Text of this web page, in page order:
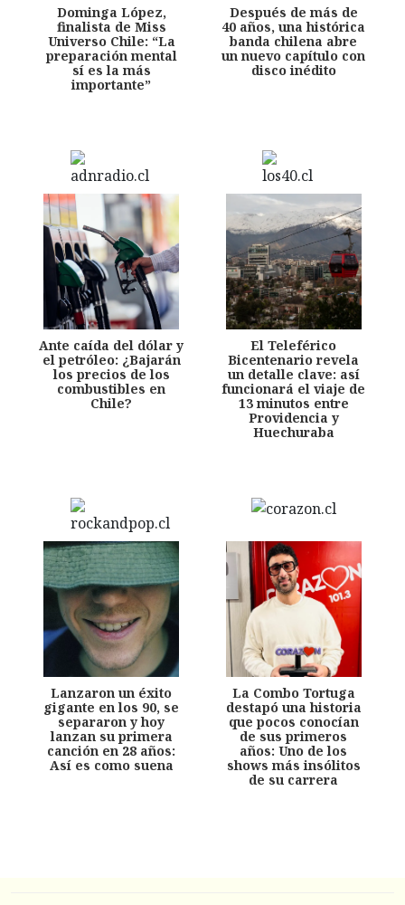
Dominga López,
finalista de Miss
Universo Chile: “La
preparación mental
sí es la más
importante”
Después de más de
40 años, una histórica
banda chilena abre
un nuevo capítulo con
disco inédito
Ante caída del dólar y
el petróleo: ¿Bajarán
los precios de los
combustibles en
Chile?
El Teleférico
Bicentenario revela
un detalle clave: así
funcionará el viaje de
13 minutos entre
Providencia y
Huechuraba
Lanzaron un éxito
gigante en los 90, se
separaron y hoy
lanzan su primera
canción en 28 años:
Así es como suena
La Combo Tortuga
destapó una historia
que pocos conocían
de sus primeros
años: Uno de los
shows más insólitos
de su carrera